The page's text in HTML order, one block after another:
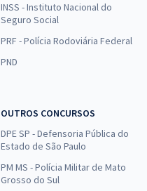
INSS - Instituto Nacional do
Seguro Social
PRF - Polícia Rodoviária Federal
PND
OUTROS CONCURSOS
DPE SP - Defensoria Pública do
Estado de São Paulo
PM MS - Polícia Militar de Mato
Grosso do Sul